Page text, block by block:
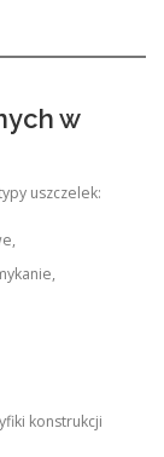
w
uszczelek:
konstrukcji